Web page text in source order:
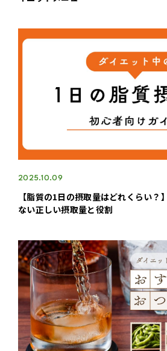
2025.10.09
【脂質の1日の摂取量はどれくらい？
ない正しい摂取量と役割